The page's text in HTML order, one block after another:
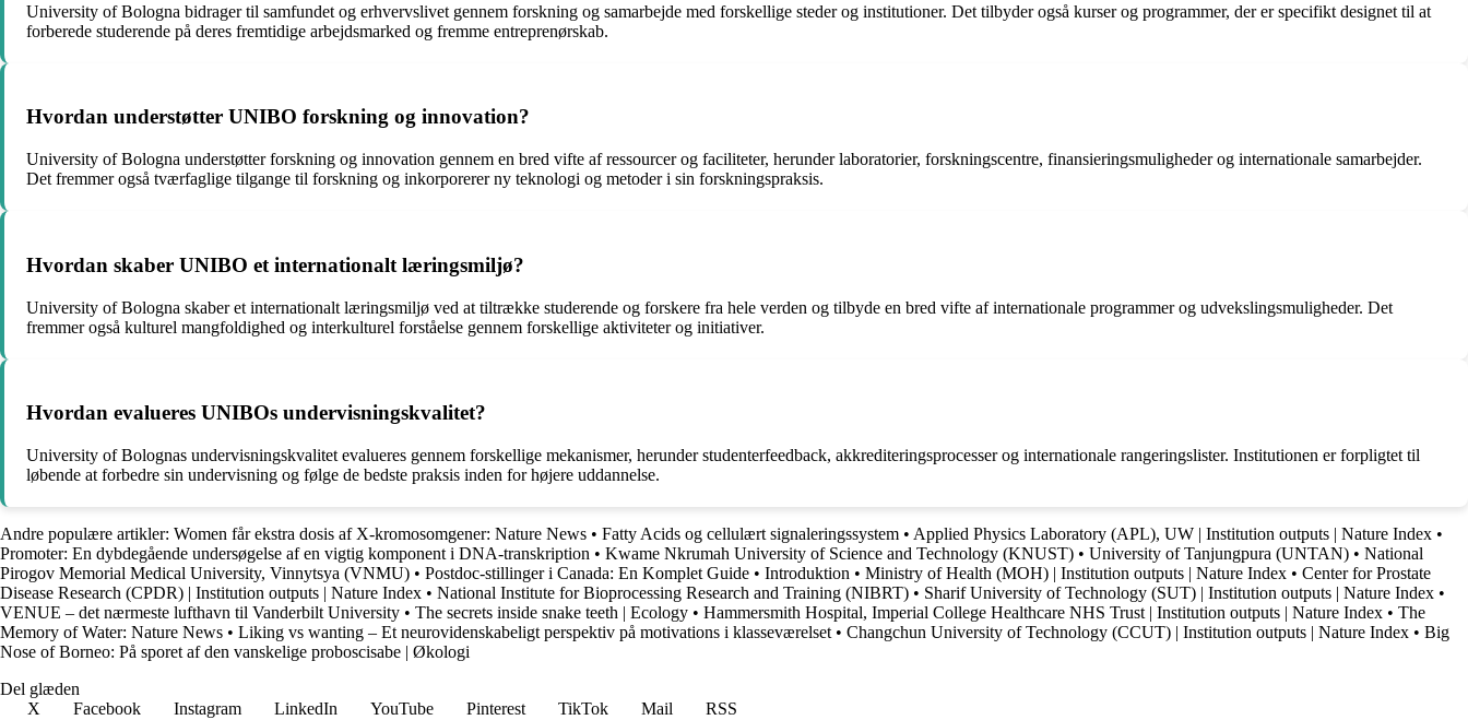
University of Bologna bidrager til samfundet og erhvervslivet gennem forskning og samarbejde med forskellige steder og institutioner. Det tilbyder også kurser og programmer, der er specifikt designet til at
forberede studerende på deres fremtidige arbejdsmarked og fremme entreprenørskab.
Hvordan understøtter UNIBO forskning og innovation?
University of Bologna understøtter forskning og innovation gennem en bred vifte af ressourcer og faciliteter, herunder laboratorier, forskningscentre, finansieringsmuligheder og internationale samarbejder.
Det fremmer også tværfaglige tilgange til forskning og inkorporerer ny teknologi og metoder i sin forskningspraksis.
Hvordan skaber UNIBO et internationalt læringsmiljø?
University of Bologna skaber et internationalt læringsmiljø ved at tiltrække studerende og forskere fra hele verden og tilbyde en bred vifte af internationale programmer og udvekslingsmuligheder. Det
fremmer også kulturel mangfoldighed og interkulturel forståelse gennem forskellige aktiviteter og initiativer.
Hvordan evalueres UNIBOs undervisningskvalitet?
University of Bolognas undervisningskvalitet evalueres gennem forskellige mekanismer, herunder studenterfeedback, akkrediteringsprocesser og internationale rangeringslister. Institutionen er forpligtet til
løbende at forbedre sin undervisning og følge de bedste praksis inden for højere uddannelse.
Andre populære artikler: Women får ekstra dosis af X-kromosomgener: Nature News • Fatty Acids og cellulært signaleringssystem • Applied Physics Laboratory (APL), UW | Institution outputs | Nature Index •
Promoter: En dybdegående undersøgelse af en vigtig komponent i DNA-transkription • Kwame Nkrumah University of Science and Technology (KNUST) • University of Tanjungpura (UNTAN) • National
Pirogov Memorial Medical University, Vinnytsya (VNMU) • Postdoc-stillinger i Canada: En Komplet Guide • Introduktion • Ministry of Health (MOH) | Institution outputs | Nature Index • Center for Prostate
Disease Research (CPDR) | Institution outputs | Nature Index • National Institute for Bioprocessing Research and Training (NIBRT) • Sharif University of Technology (SUT) | Institution outputs | Nature Index •
VENUE – det nærmeste lufthavn til Vanderbilt University • The secrets inside snake teeth | Ecology • Hammersmith Hospital, Imperial College Healthcare NHS Trust | Institution outputs | Nature Index • The
Memory of Water: Nature News • Liking vs wanting – Et neurovidenskabeligt perspektiv på motivations i klasseværelset • Changchun University of Technology (CCUT) | Institution outputs | Nature Index • Big
Nose of Borneo: På sporet af den vanskelige proboscisabe | Økologi
Del glæden
X
Facebook Instagram LinkedIn YouTube Pinterest TikTok Mail
RSS